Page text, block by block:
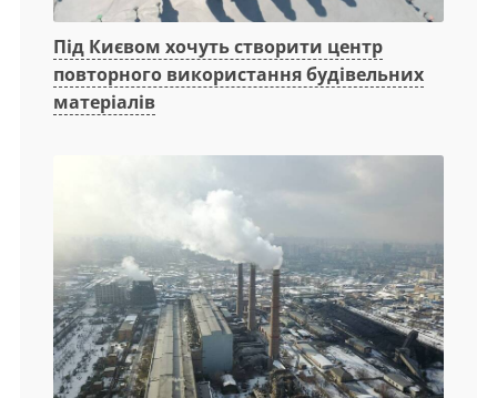
Під Києвом хочуть створити центр
повторного використання будівельних
матеріалів